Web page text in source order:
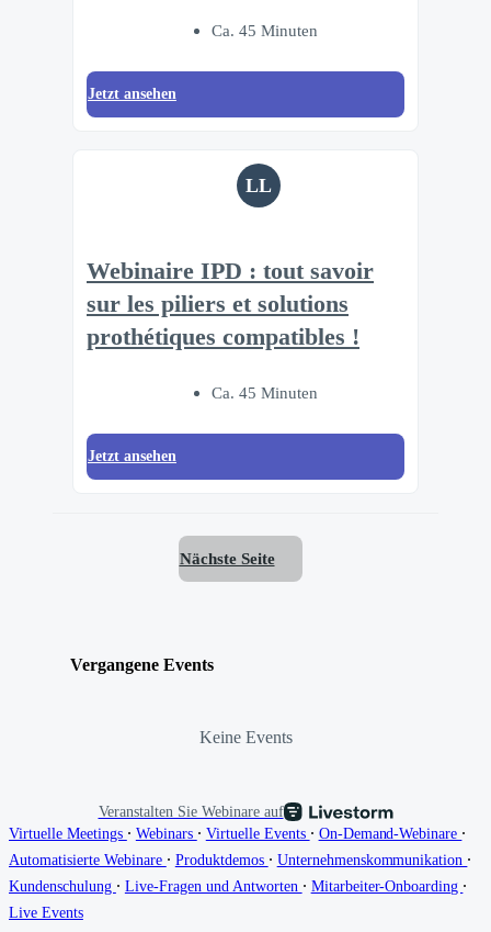
Ca. 45 Minuten
Jetzt ansehen
LL
Webinaire IPD : tout savoir
sur les piliers et solutions
prothétiques compatibles !
Ca. 45 Minuten
Jetzt ansehen
Nächste Seite
Vergangene Events
Keine Events
Veranstalten Sie Webinare auf
Virtuelle Meetings ∙ Webinars ∙ Virtuelle Events ∙ On-Demand-Webinare ∙
Automatisierte Webinare ∙ Produktdemos ∙ Unternehmenskommunikation ∙
Kundenschulung ∙ Live-Fragen und Antworten ∙ Mitarbeiter-Onboarding ∙
Live Events